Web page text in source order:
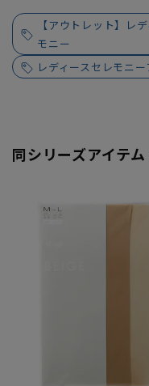
【アウトレット】レ
モニー
レディースセレモニ
同シリーズアイテ